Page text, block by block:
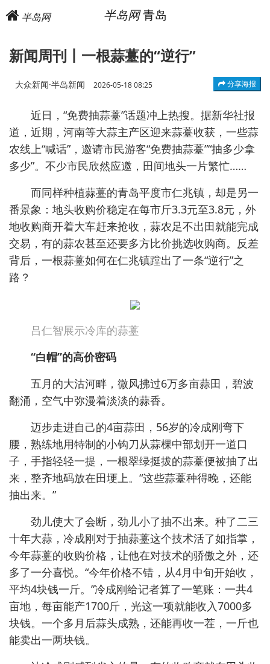
半岛网 半岛网青岛
新闻周刊丨一根蒜薹的“逆行”
大众新闻·半岛新闻 2026-05-18 08:25 分享海报
近日，“免费抽蒜薹”话题冲上热搜。据新华社报
道，近期，河南等大蒜主产区迎来蒜薹收获，一些蒜
农线上“喊话”，邀请市民游客“免费抽蒜薹”“抽多少拿
多少”。不少市民欣然应邀，田间地头一片繁忙……
而同样种植蒜薹的青岛平度市仁兆镇，却是另一
番景象：地头收购价稳定在每市斤3.3元至3.8元，外
地收购商开着大车赶来抢收，蒜农足不出田就能完成
交易，有的蒜农甚至还要多方比价挑选收购商。反差
背后，一根蒜薹如何在仁兆镇蹚出了一条“逆行”之
路？
吕仁智展示冷库的蒜薹
“白帽”的高价密码
五月的大沽河畔，微风拂过6万多亩蒜田，碧波
翻涌，空气中弥漫着淡淡的蒜香。
迈步走进自己的4亩蒜田，56岁的冷成刚弯下
腰，熟练地用特制的小钩刀从蒜棵中部划开一道口
子，手指轻轻一提，一根翠绿挺拔的蒜薹便被抽了出
来，整齐地码放在田埂上。“这些蒜薹种得晚，还能
抽出来。”
劲儿使大了会断，劲儿小了抽不出来。种了二三
十年大蒜，冷成刚对于抽蒜薹这个技术活了如指掌，
今年蒜薹的收购价格，让他在对技术的骄傲之外，还
多了一分喜悦。“今年价格不错，从4月中旬开始收，
平均4块钱一斤。”冷成刚给记者算了一笔账：一共4
亩地，每亩能产1700斤，光这一项就能收入7000多
块钱。一个多月后蒜头成熟，还能再收一茬，一斤也
能卖出一两块钱。